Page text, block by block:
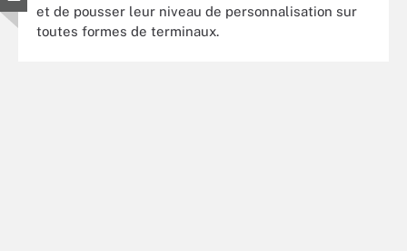
et de pousser leur niveau de personnalisation sur
toutes formes de terminaux.